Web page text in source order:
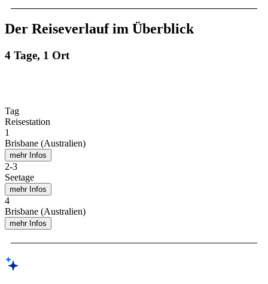
Der Reiseverlauf im Überblick
4 Tage, 1 Ort
Tag
Reisestation
1
Brisbane (Australien)
mehr Infos
2-3
Seetage
mehr Infos
4
Brisbane (Australien)
mehr Infos